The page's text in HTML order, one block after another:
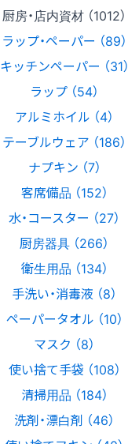
厨房・店内資材 （1012）
ラップ・ペーパー （89）
キッチンペーパー （31）
ラップ （54）
アルミホイル （4）
テーブルウェア （186）
ナプキン （7）
客席備品 （152）
水・コースター （27）
厨房器具 （266）
衛生用品 （134）
手洗い・消毒液 （8）
ペーパータオル （10）
マスク （8）
使い捨て手袋 （108）
清掃用品 （184）
洗剤・漂白剤 （46）